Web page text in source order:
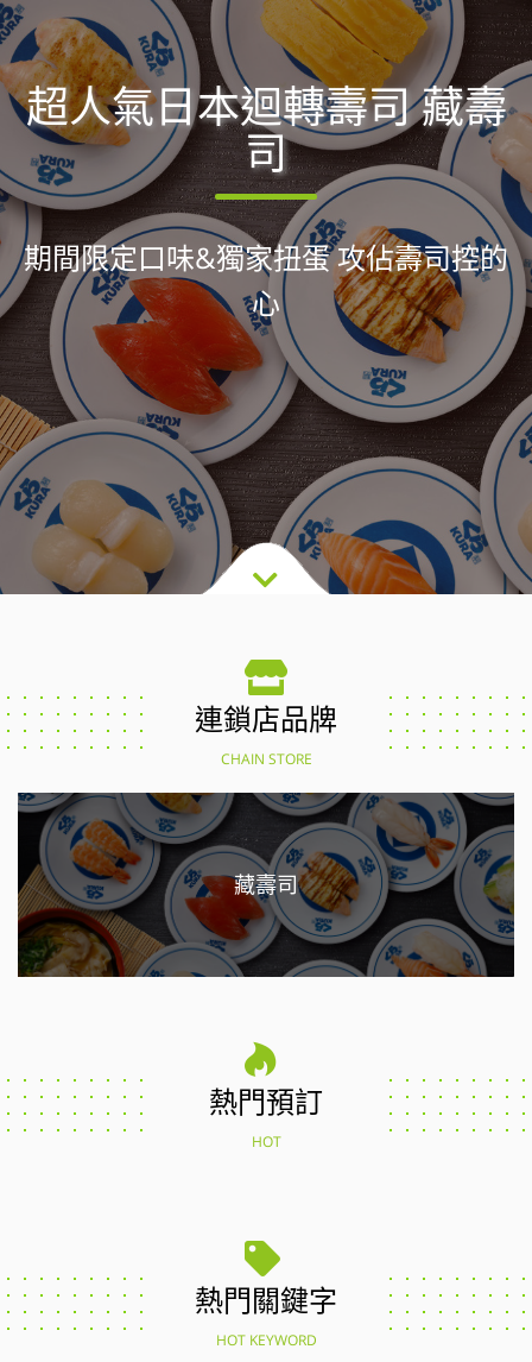
超人氣日本迴轉壽司 藏壽
司
期間限定口味&獨家扭蛋 攻佔壽司控的
心
連鎖店品牌
CHAIN STORE
藏壽司
熱門預訂
HOT
熱門關鍵字
HOT KEYWORD